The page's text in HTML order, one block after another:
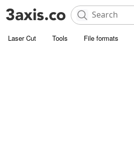
Laser Cut Tools File formats